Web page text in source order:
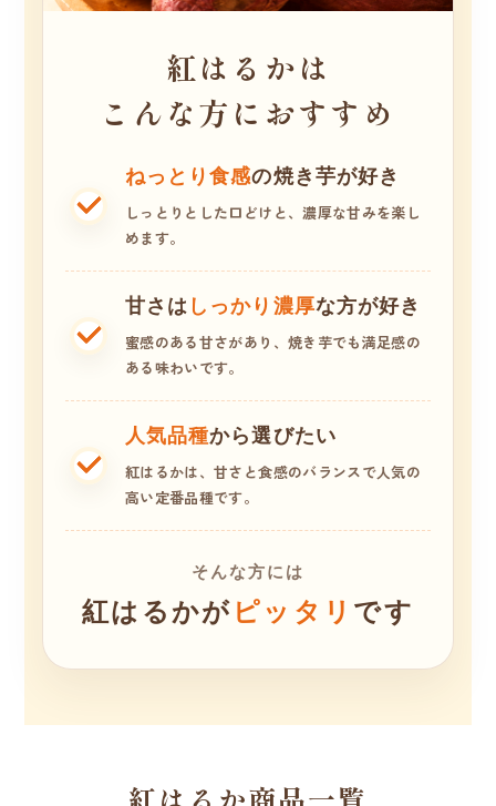
紅はるかは
こんな方におすすめ
ねっとり食感の焼き芋が好き
しっとりとした口どけと、濃厚な甘みを楽し
めます。
甘さは しっかり濃厚な方が好き
蜜感のある甘さがあり、焼き芋でも満足感の
ある味わいです。
人気品種から選びたい
紅はるかは、甘さと食感のバランスで人気の
高い定番品種です。
そんな方には
紅はるかが ピッタリ です